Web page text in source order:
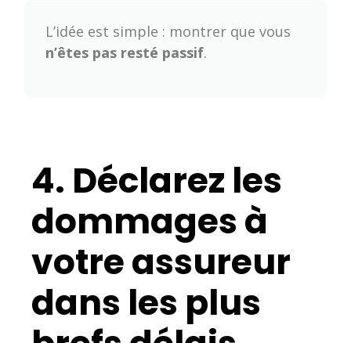
L’idée est simple : montrer que vous
n’êtes pas resté passif.
4. Déclarez les
dommages à
votre assureur
dans les plus